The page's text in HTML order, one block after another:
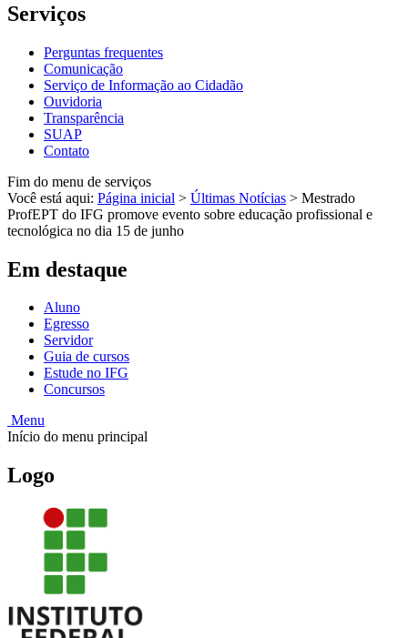
Serviços
Perguntas frequentes
Comunicação
Serviço de Informação ao Cidadão
Ouvidoria
Transparência
SUAP
Contato
Fim do menu de serviços
Você está aqui: Página inicial > Últimas Notícias > Mestrado
ProfEPT do IFG promove evento sobre educação profissional e
tecnológica no dia 15 de junho
Em destaque
Aluno
Egresso
Servidor
Guia de cursos
Estude no IFG
Concursos
Menu
Início do menu principal
Logo